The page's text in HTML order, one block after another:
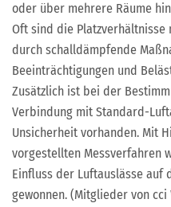
oder über mehrere Räume
Oft sind die Platzverhältnisse
durch schalldämpfende
Beeinträchtigungen und
Zusätzlich ist bei der
Verbindung mit Standard-
Unsicherheit vorhanden. Mit
vorgestellten Messverfahren
Einfluss der Luftauslässe auf
gewonnen. (Mitglieder von